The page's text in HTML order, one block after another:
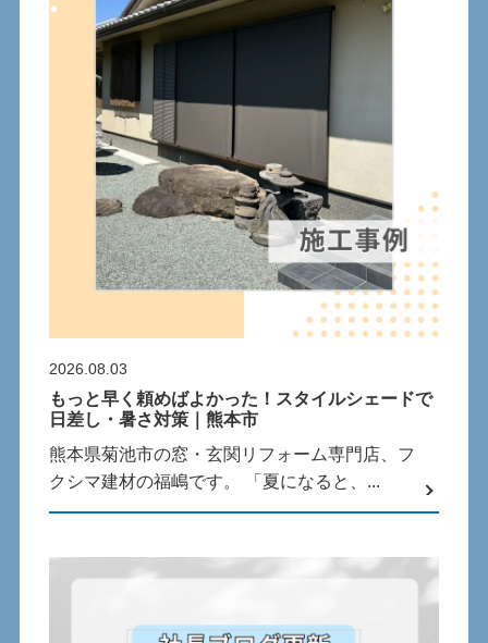
2026.08.03
もっと早く頼めばよかった！スタイルシェードで
日差し・暑さ対策｜熊本市
熊本県菊池市の窓・玄関リフォーム専門店、フ
クシマ建材の福嶋です。 「夏になると、...